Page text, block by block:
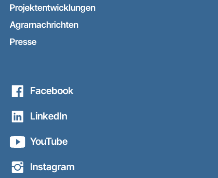
Projektentwicklungen
Agrarnachrichten
Presse
Facebook
LinkedIn
YouTube
Instagram